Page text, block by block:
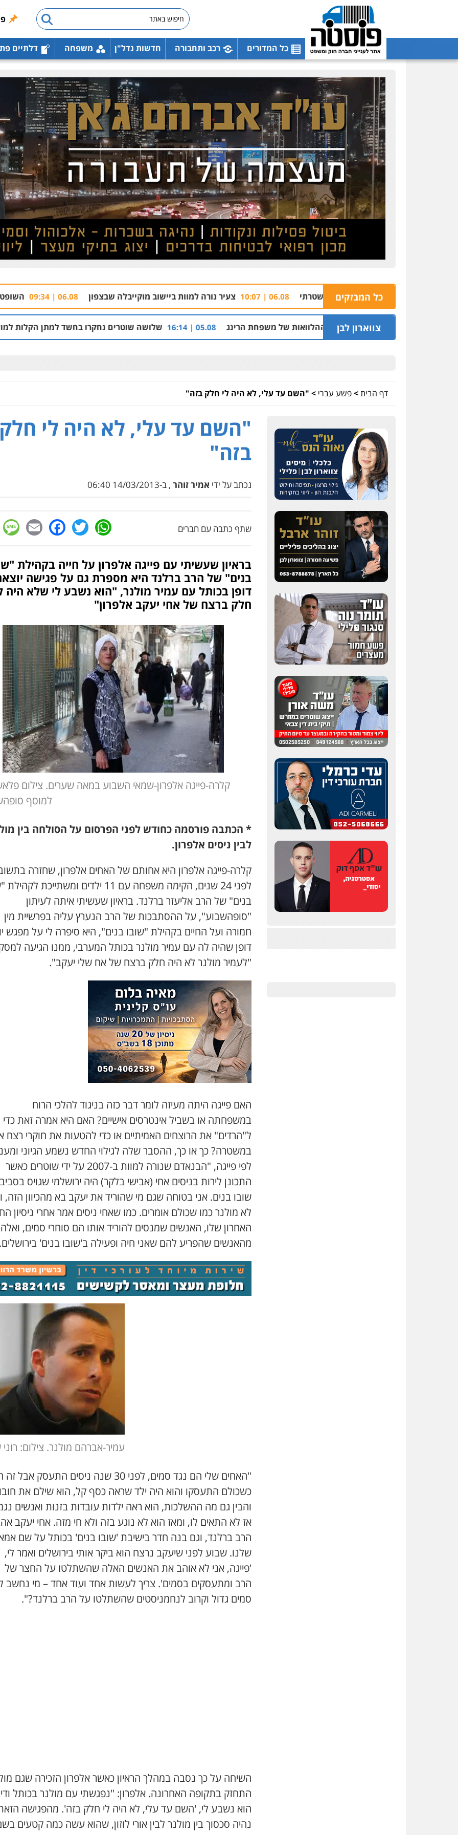
כל המדורים רכב ותחבורה חדשות נדל"ן משפחה דלתיים
כל המבזקים
בנצרת בסיוע רחפן משטרתי 06.08 | 10:07 צעיר נורה למוות ביישוב מוקייבלה שבצפון 06.08 | 09:34 השופטת נזפה
צווארון לבן
בחיפה וסינדיקאט ההלוואות של משפחת הרינג 05.08 | 16:14 שלושה שוטרים נחקרו בחשד למתן הקלות למועדון בבעלות
דף הבית>פשע עברי > "השם עד עלי, לא היה לי חלק בזה"
"השם עד עלי, לא היה לי חלק
בזה"
נכתב על ידי אמיר זוהר , ב-14/03/2013 06:40
שתף כתבה עם חברים WhatsApp
Twitter
בראיון שעשיתי עם פייגה אלפרון על חייה בקהילת
בנים" של הרב ברלנד היא מספרת גם על פגישה
דופן בכותל עם עמיר מולנר, "הוא נשבע לי שלא היה
חלק ברצח של אחי יעקב אלפרון"
למוסף
* הכתבה פורסמה כחודש לפני הפרסום על הסולחה בין
לבין ניסים אלפרון.
קלרה-פייגה אלפרון היא אחותם של האחים אלפרון, שחזרה
לפני 24 שנים, הקימה משפחה עם 11 ילדים ומשתייכת
בנים" של הרב אליעזר ברלנד. בראיון שעשיתי איתה לעיתון
"סופהשבוע", על ההסתבכות של הרב הנערץ עליה בפרשיית מין
חמורה ועל החיים בקהילת "שובו בנים", היא סיפרה לי על מפגש
דופן שהיה לה עם עמיר מולנר בכותל המערבי, ממנו הגיעה
"לעמיר מולנר לא היה חלק ברצח של אח שלי יעקב".
האם פייגה היתה מעיזה לומר דבר כזה בניגוד להלכי הרוח
במשפחתה או בשביל אינטרסים אישיים? האם היא אמרה זאת כדי
ל"הרדים" את הרוצחים האמיתיים או כדי להטעות את חוקרי רצח
במשטרה? כך או כך, ההסבר שלה לגילוי החדש נשמע הגיוני
לפי פייגה, "הבנאדם שנורה למוות ב-2007 על ידי שוטרים כאשר
התכונן לירות בניסים אחי (אבישי בלקר) היה ירושלמי שגויס
שובו בנים. אני בטוחה שגם מי שהוריד את יעקב בא מהכיוון הזה,
לא מולנר כמו שכולם אומרים. כמו שאחי ניסים אמר אחרי ניסיון
האחרון שלו, האנשים שמנסים להוריד אותו הם סוחרי סמים,
מהאנשים שהפריע להם שאני חיה ופעילה ב'שובו בנים' בירושלים.
עמיר-אברהם מולנר. צילום:
"האחים שלי הם נגד סמים, לפני 30 שנה ניסים התעסק אבל
כשכולם התעסקו והוא היה ילד שראה כסף קל, הוא שילם את חובו
והבין גם מה ההשלכות, הוא ראה ילדות עובדות בזנות ואנשים
אז לא התאים לו, ומאז הוא לא נוגע בזה ולא חי מזה. אחי יעקב
הרב ברלנד, וגם בנה חדר בישיבת 'שובו בנים' בכותל על שם
שלנו. שבוע לפני שיעקב נרצח הוא ביקר אותי בירושלים ואמר לי,
'פייגה, אני לא אוהב את האנשים האלה שהשתלטו על החצר של
הרב ומתעסקים בסמים'. צריך לעשות אחד ועוד אחד – מי נחשב
סמים גדול וקרוב לנחמניסטים שהשתלטו על הרב ברלנד?".
השיחה על כך נסבה במהלך הראיון כאשר אלפרון הזכירה שגם
התחזק בתקופה האחרונה. אלפרון: "נפגשתי עם מולנר בכותל
הוא נשבע לי, 'השם עד עלי, לא היה לי חלק בזה'. מהפגישה
נהיה סכסוך בין מולנר לבין אורי לוזון, שהוא עשה כמה קטעים